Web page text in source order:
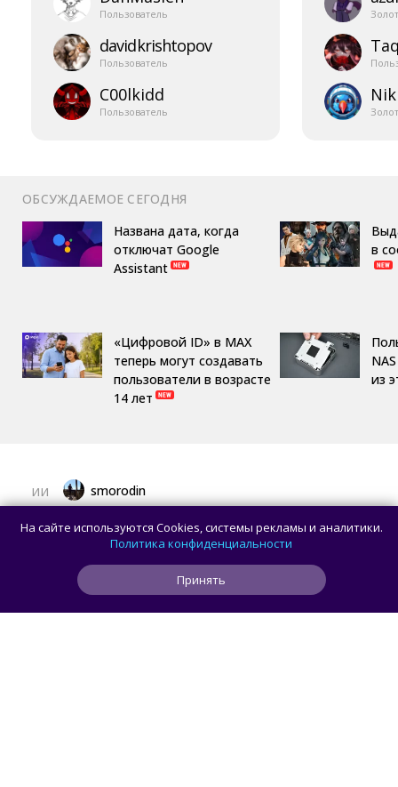
Пользователь
davidkrishtopov
Пользователь
C00lkidd
Пользователь
ОБСУЖДАЕМОЕ СЕГОДНЯ
Названа дата, когда
отключат Google
Assistant
«Цифровой ID» в MAX
теперь могут создавать
пользователи в возрасте
14 лет
в
из
ИИ smorodin
OpenAI улучшила GPT-5.6 Sol в ChatGPT
и отменила лимиты на разговоры
для пользователей без подписки
На сайте используются Cookies, системы рекламы и аналитики.
Политика конфиденциальности
Принять